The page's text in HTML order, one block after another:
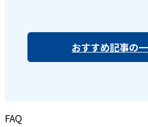
おすすめ記事の
FAQ